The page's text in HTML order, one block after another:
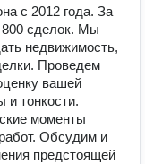
с 2012 года. За
800 сделок. Мы
недвижимость,
Проведем
вашей
и тонкости.
моменты
Обсудим и
предстоящей